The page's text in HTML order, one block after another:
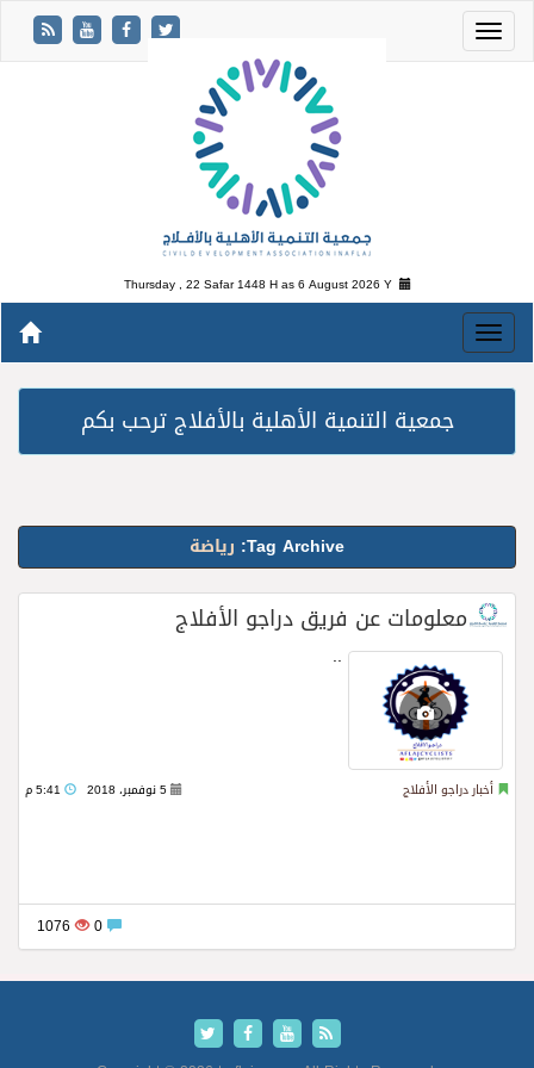
Thursday , 22 Safar 1448 H as6 August 2026 Y
جمعية التنمية الأهلية بالأفلاج ترحب بكم
Tag Archive: رياضة
معلومات عن فريق دراجو الأفلاج
..
أخبار دراجو الأفلاج 5 نوفمبر، 2018
1076